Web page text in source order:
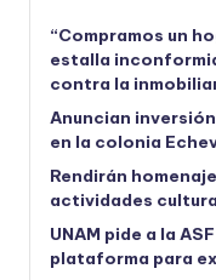
“Compramos un
estalla
contra la
Anuncian
en la colonia
Rendirán
actividades
UNAM pide a la
plataforma para